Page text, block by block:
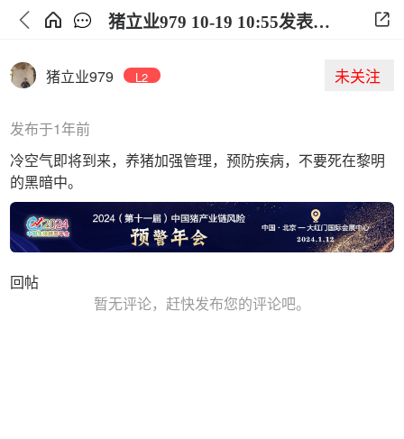
猪立业979 10-19 10:55发表的观点
猪立业979 L2 未关注
发布于1年前
冷空气即将到来，养猪加强管理，预防疾病，不要死在黎明
的黑暗中。
回帖
暂无评论，赶快发布您的评论吧。